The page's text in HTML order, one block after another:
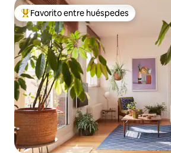
Favorito entre huéspedes preferido
Favorito entre huéspedes